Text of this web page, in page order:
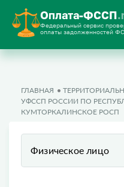
Оплата-ФССП
Федеральный сервис
оплаты задолженностей
ГЛАВНАЯ
УФССП РОССИИ ПО
КУМТОРКАЛИНСКОЕ РОСП
Физическое лицо